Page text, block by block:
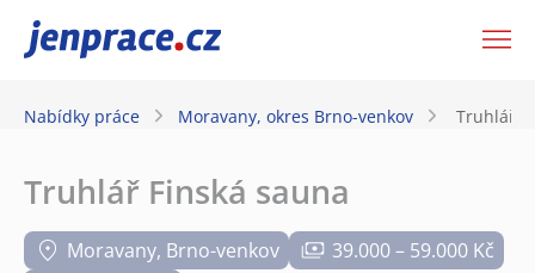
JenPráce.cz
Nabídky práce Moravany, okres Brno-venkov Truhlář
Truhlář Finská sauna
Moravany, Brno-venkov
39.000 – 59.000 Kč